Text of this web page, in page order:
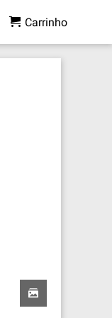
Carrinho